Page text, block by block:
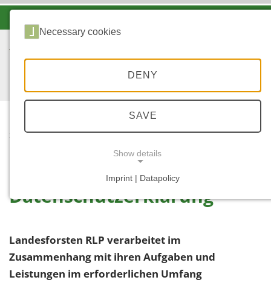
STARTSEITE
...
Datenschutzerklärung
Landesforsten RLP verarbeitet im
Zusammenhang mit ihren Aufgaben und
Leistungen im erforderlichen Umfang
Necessary cookies
DENY
SAVE
Show details
Imprint | Datapolicy